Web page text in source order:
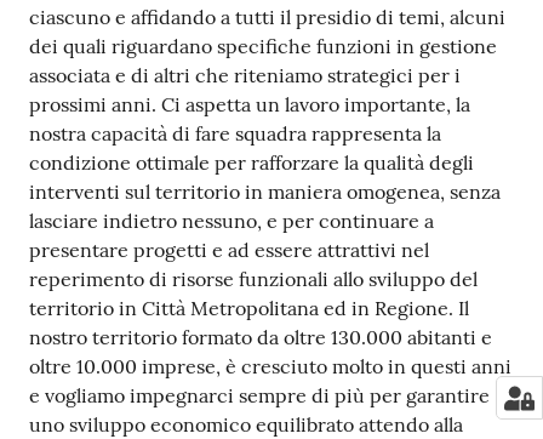
ciascuno e affidando a tutti il presidio di temi, alcuni
dei quali riguardano specifiche funzioni in gestione
associata e di altri che riteniamo strategici per i
prossimi anni. Ci aspetta un lavoro importante, la
nostra capacità di fare squadra rappresenta la
condizione ottimale per rafforzare la qualità degli
interventi sul territorio in maniera omogenea, senza
lasciare indietro nessuno, e per continuare a
presentare progetti e ad essere attrattivi nel
reperimento di risorse funzionali allo sviluppo del
territorio in Città Metropolitana ed in Regione. Il
nostro territorio formato da oltre 130.000 abitanti e
oltre 10.000 imprese, è cresciuto molto in questi anni
e vogliamo impegnarci sempre di più per garantire
uno sviluppo economico equilibrato attendo alla